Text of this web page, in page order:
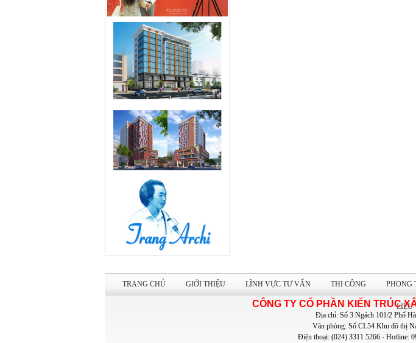
TRANG CHỦ GIỚI THIỆU LĨNH VỰC TƯ VẤN THI CÔNG PHONG
LIỆU
CÔNG TY CỔ PHẦN KIẾN TRÚC
Địa chỉ: Số 3 Ngách 101/2 Phố
Văn phòng: Số CL54 Khu đô thị
Điện thoại: (024) 3311 5266 - Hotline: